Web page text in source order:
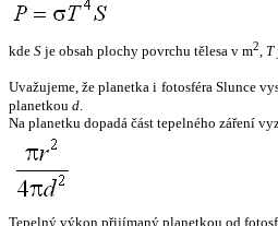
kde S je obsah plochy povrchu tělesa v m2, T
Uvažujeme, že planetka i fotosféra Slunce
planetkou d.
Na planetku dopadá část tepelného záření
Tepelný výkon přijímaný planetkou od